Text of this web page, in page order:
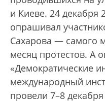
и Киеве. 24 декабря
опрашивал
Сахарова — самого
месяц протестов. А
«Демократические
международный
провели 7–8